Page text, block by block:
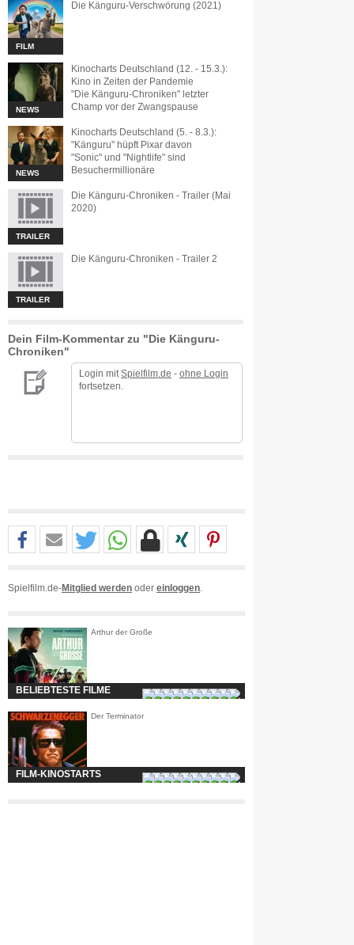
FILM
Die Känguru-Verschwörung (2021)
NEWS
Kinocharts Deutschland (12. - 15.3.):
Kino in Zeiten der Pandemie
"Die Känguru-Chroniken" letzter
Champ vor der Zwangspause
NEWS
Kinocharts Deutschland (5. - 8.3.):
"Känguru" hüpft Pixar davon
"Sonic" und "Nightlife" sind
Besuchermillionäre
TRAILER
Die Känguru-Chroniken - Trailer (Mai
2020)
TRAILER
Die Känguru-Chroniken - Trailer 2
Dein Film-Kommentar zu "Die Känguru-
Chroniken"
Login mit Spielfilm.de - ohne Login
fortsetzen.
Spielfilm.de-Mitglied werden oder einloggen
Arthur der Große
BELIEBTESTE FILME
Der Terminator
FILM-KINOSTARTS